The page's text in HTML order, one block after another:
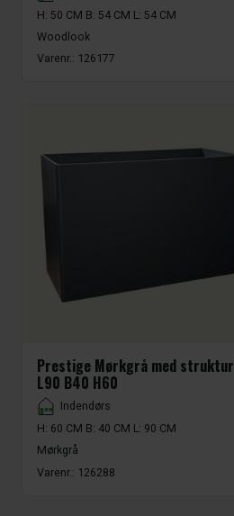
H: 50 CM B: 54 CM L: 54 CM
Woodlook
Varenr.: 126177
Prestige Mørkgrå med struktur
L90 B40 H60
Placement
Indendørs
H: 60 CM B: 40 CM L: 90 CM
Mørkgrå
Varenr.: 126288